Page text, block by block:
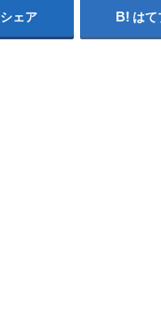
シェア はて